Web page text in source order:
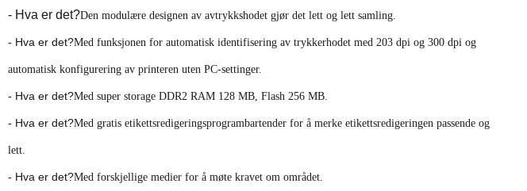
- Hva er det?Den modulære designen av avtrykkshodet gjør det lett og lett samling.
- Hva er det?Med funksjonen for automatisk identifisering av trykkerhodet med 203 dpi og 300 dpi og
automatisk konfigurering av printeren uten PC-settinger.
- Hva er det?Med super storage DDR2 RAM 128 MB, Flash 256 MB.
- Hva er det?Med gratis etikettsredigeringsprogrambartender for å merke etikettsredigeringen passende og
lett.
- Hva er det?Med forskjellige medier for å møte kravet om området.